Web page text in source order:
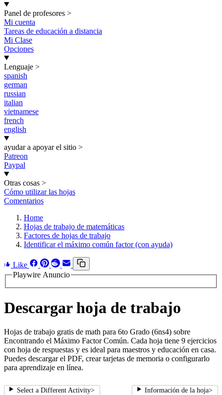
Panel de profesores >
Mi cuenta
Tareas de educación a distancia
Mi Clase
Opciones
Lenguaje >
spanish
german
russian
italian
vietnamese
french
english
ayudar a apoyar el sitio >
Patreon
Paypal
Otras cosas >
Cómo utilizar las hojas
Comentarios
Home
Hojas de trabajo de matemáticas
Factores de hojas de trabajo
Identificar el máximo común factor (con ayuda)
Like
Playwire Anuncio
Descargar hoja de trabajo
Hojas de trabajo gratis de math para 6to Grado (6ns4) sobre
Encontrando el Máximo Factor Común. Cada hoja tiene 9 ejercicios
con hoja de respuestas y es ideal para maestros y educación en casa.
Puedes descargar el PDF, crear tarjetas de memoria o configurarlo
para aprendizaje en línea.
Select a Different Activity> Información de la hoja>